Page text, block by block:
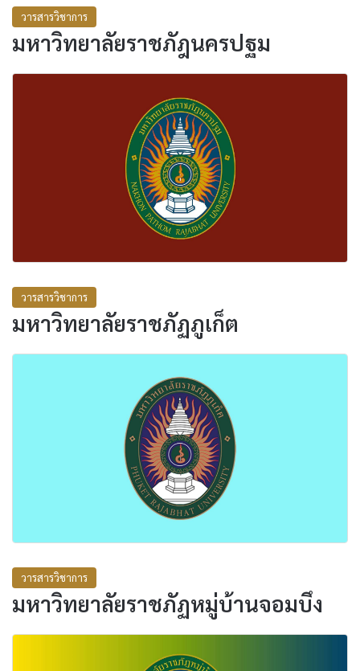
วารสารวิชาการ
มหาวิทยาลัยราชภัฎนครปฐม
วารสารวิชาการ
มหาวิทยาลัยราชภัฏภูเก็ต
วารสารวิชาการ
มหาวิทยาลัยราชภัฏหมู่บ้านจอมบึง